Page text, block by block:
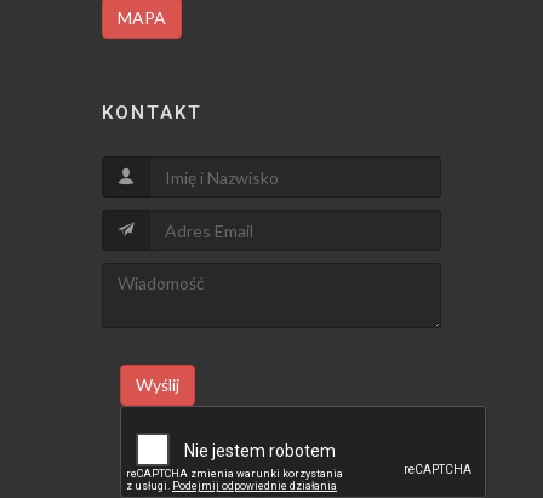
MAPA
KONTAKT
Wyślij